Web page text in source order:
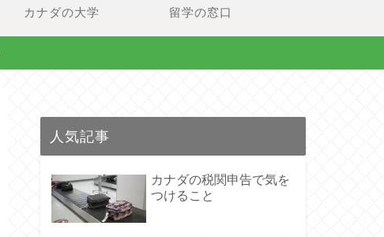
カナダの大学 留学の窓口
人気記事
カナダの税関申告で気を
つけること